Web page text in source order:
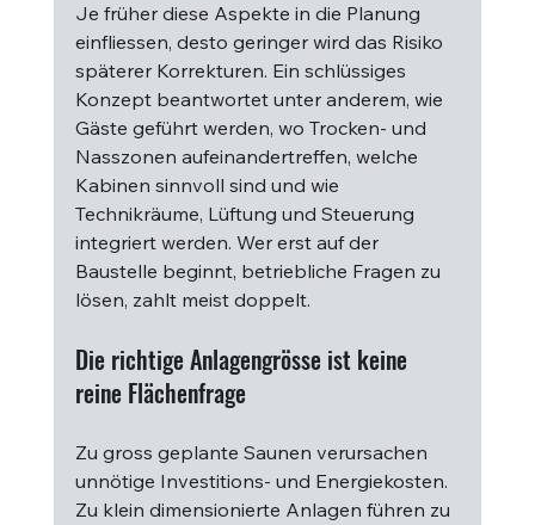
Je früher diese Aspekte in die Planung
einfliessen, desto geringer wird das Risiko
späterer Korrekturen. Ein schlüssiges
Konzept beantwortet unter anderem, wie
Gäste geführt werden, wo Trocken- und
Nasszonen aufeinandertreffen, welche
Kabinen sinnvoll sind und wie
Technikräume, Lüftung und Steuerung
integriert werden. Wer erst auf der
Baustelle beginnt, betriebliche Fragen zu
lösen, zahlt meist doppelt.
Die richtige Anlagengrösse ist keine
reine Flächenfrage
Zu gross geplante Saunen verursachen
unnötige Investitions- und Energiekosten.
Zu klein dimensionierte Anlagen führen zu